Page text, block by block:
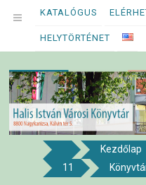
Megszakítás
OPEN
MENU
KATALÓGUS
HELYTÖRTÉNET
Halis István
8800 NAGYKANIZSA,
Kezdőlap
11